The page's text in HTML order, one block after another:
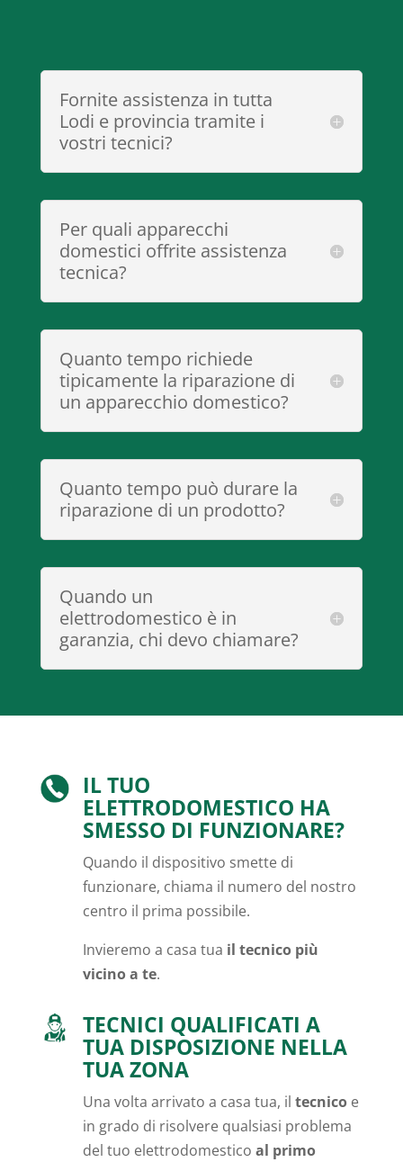
Fornite assistenza in tutta
Lodi e provincia tramite i
vostri tecnici?
Per quali apparecchi
domestici offrite assistenza
tecnica?
Quanto tempo richiede
tipicamente la riparazione di
un apparecchio domestico?
Quanto tempo può durare la
riparazione di un prodotto?
Quando un
elettrodomestico è in
garanzia, chi devo chiamare?
IL TUO
ELETTRODOMESTICO HA
SMESSO DI FUNZIONARE?
Quando il dispositivo smette di
funzionare, chiama il numero del nostro
centro il prima possibile.
Invieremo a casa tua il tecnico più
vicino a te.
TECNICI QUALIFICATI A
TUA DISPOSIZIONE NELLA
TUA ZONA
Una volta arrivato a casa tua, il tecnicoe
in grado di risolvere qualsiasi problema
del tuo elettrodomestico al primo